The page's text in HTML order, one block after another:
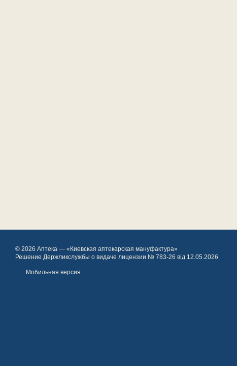
© 2026 Аптека — «Киевская аптекарская мануфактура»
Решение Держликслужбы о видаче лицензии № 783-26 від 12.05.2026
Мобильная версия